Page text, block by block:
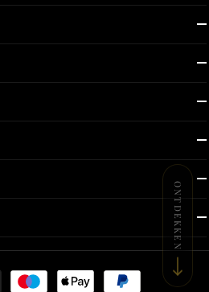
ONTDEKKEN